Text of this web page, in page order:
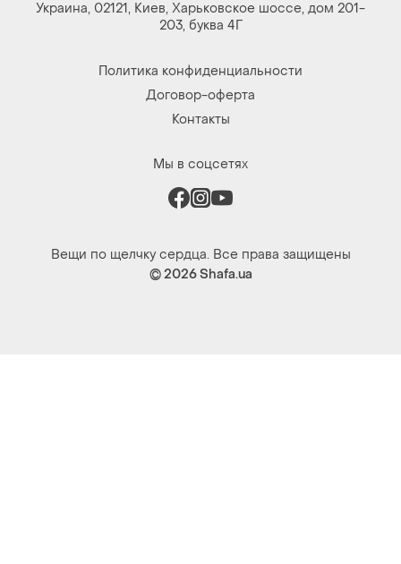
Украина, 02121, Киев, Харьковское шоссе, дом 201-
203, буква 4Г
Политика конфиденциальности
Договор-оферта
Контакты
Мы в соцсетях
Вещи по щелчку сердца. Все права защищены
© 2026Shafa.ua